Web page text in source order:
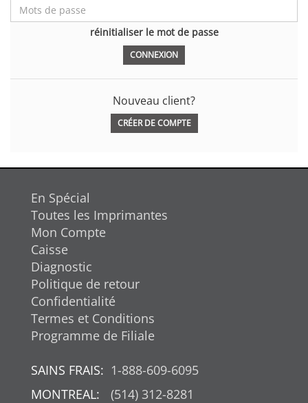
réinitialiser le mot de passe
Nouveau client?
CRÉER DE COMPTE
En Spécial
Toutes les Imprimantes
Mon Compte
Caisse
Diagnostic
Politique de retour
Confidentialité
Termes et Conditions
Programme de Filiale
SAINS FRAIS: 1-888-609-6095
MONTREAL:
(514) 312-8281